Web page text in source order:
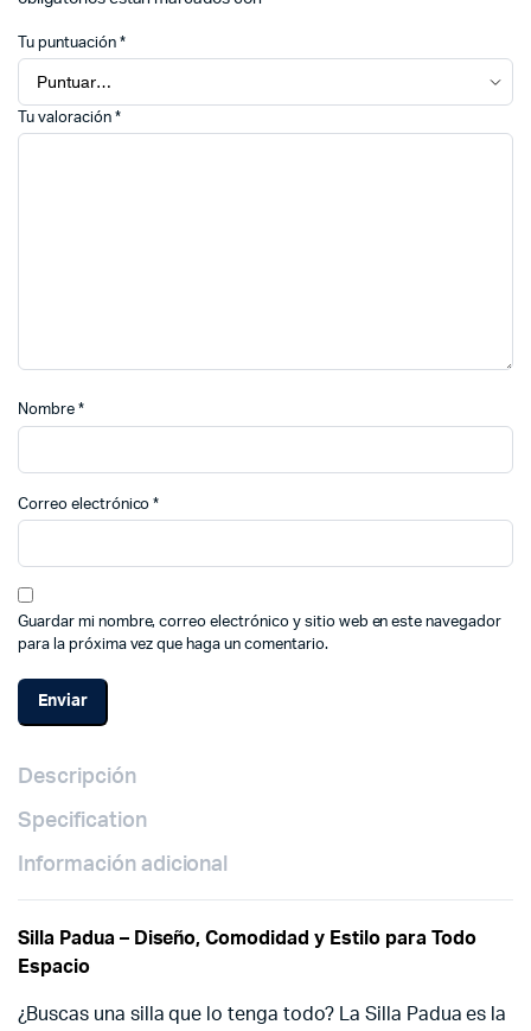
Tu puntuación *
Tu valoración *
Nombre *
Correo electrónico*
Guardar mi nombre, correo electrónico y sitio web en este navegador
para la próxima vez que haga un comentario.
Descripción
Specification
Información adicional
Silla Padua – Diseño, Comodidad y Estilo para Todo
Espacio
¿Buscas una silla que lo tenga todo? La Silla Padua es la